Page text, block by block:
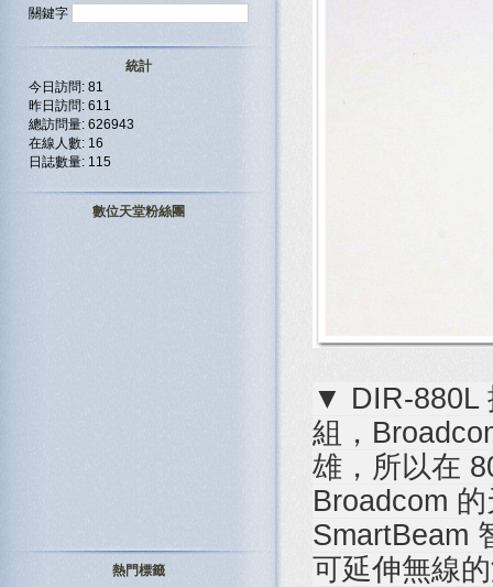
▼ DIR-880L
組，
雄，所以在
Broadcom
SmartBeam
可延伸無線
關鍵字
統計
今日訪問: 81
昨日訪問: 611
總訪問量: 626943
在線人數: 16
日誌數量: 115
數位天堂粉絲團
熱門標籤